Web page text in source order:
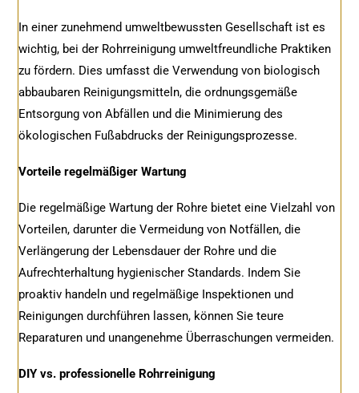
In einer zunehmend umweltbewussten Gesellschaft ist es
wichtig, bei der Rohrreinigung umweltfreundliche Praktiken
zu fördern. Dies umfasst die Verwendung von biologisch
abbaubaren Reinigungsmitteln, die ordnungsgemäße
Entsorgung von Abfällen und die Minimierung des
ökologischen Fußabdrucks der Reinigungsprozesse.
Vorteile regelmäßiger Wartung
Die regelmäßige Wartung der Rohre bietet eine Vielzahl von
Vorteilen, darunter die Vermeidung von Notfällen, die
Verlängerung der Lebensdauer der Rohre und die
Aufrechterhaltung hygienischer Standards. Indem Sie
proaktiv handeln und regelmäßige Inspektionen und
Reinigungen durchführen lassen, können Sie teure
Reparaturen und unangenehme Überraschungen vermeiden.
DIY vs. professionelle Rohrreinigung